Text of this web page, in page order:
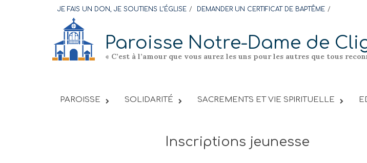
content
JE FAIS UN DON, JE SOUTIENS L’ÉGLISE DEMANDER UN CERTIFICAT DE BAPTÊME
Paroisse Notre-Dame de
« C’est à l’amour que vous aurez les uns pour les autres que tous
PAROISSE SOLIDARITÉ SACREMENTS ET VIE SPIRITUELLE
Inscriptions jeunesse